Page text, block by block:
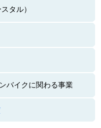
タル）
バイクに関わる事業